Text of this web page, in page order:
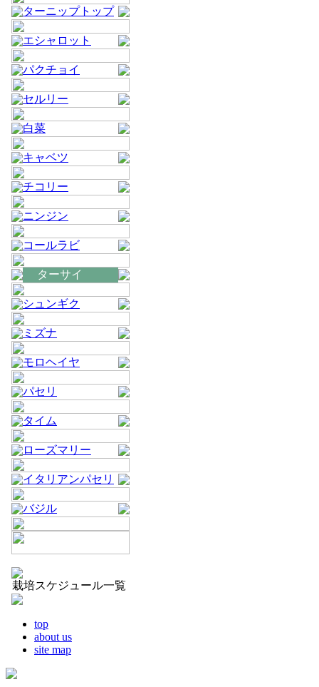
ターニップトップ
エシャロット
パクチョイ
セルリー
白菜
キャベツ
チコリー
ニンジン
コールラビ
ターサイ
シュンギク
ミズナ
モロヘイヤ
パセリ
タイム
ローズマリー
イタリアンパセリ
バジル
栽培スケジュール一覧
top
about us
site map